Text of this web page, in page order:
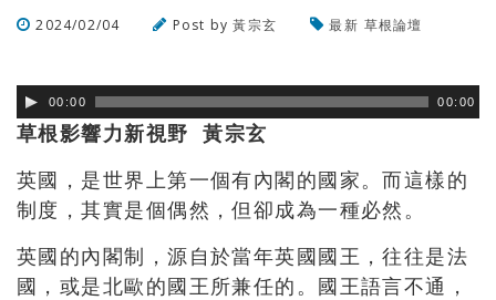
2024/02/04 Post by黃宗玄 最新 草根論壇
00:00 00:00
草根影響力新視野 黃宗玄
英國，是世界上第一個有內閣的國家。而這樣的
制度，其實是個偶然，但卻成為一種必然。
英國的內閣制，源自於當年英國國王，往往是法
國，或是北歐的國王所兼任的。國王語言不通，